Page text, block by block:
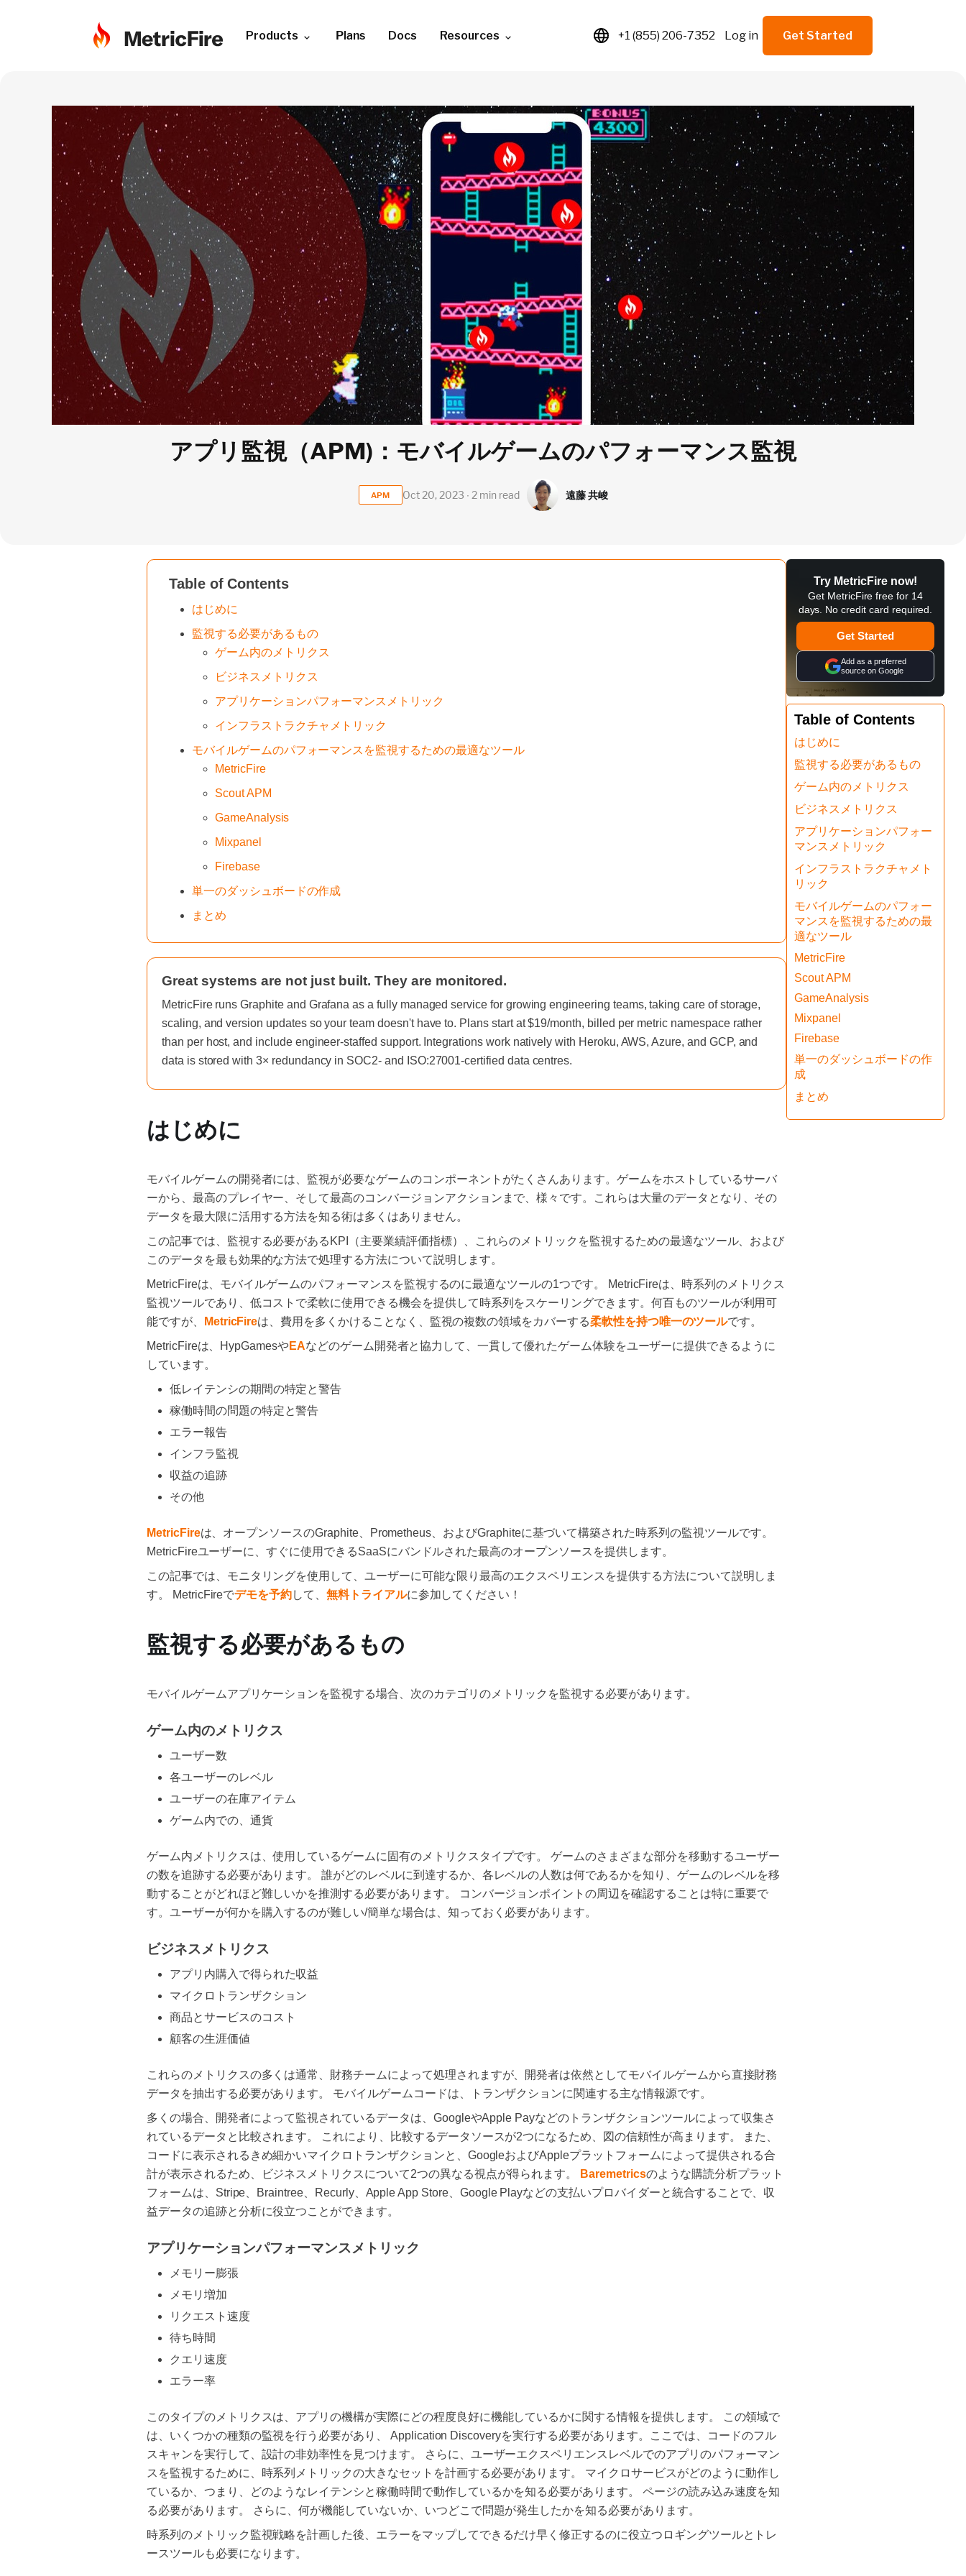
Products Plans Docs Resources +1 (855) 206-7352 Log in Get Started
アプリ監視（APM)：モバイルゲームのパフォーマンス監視
APM Oct 20, 2023 ∙ 2 min read 遠藤 共峻
Table of Contents
はじめに
監視する必要があるもの
ゲーム内のメトリクス
ビジネスメトリクス
アプリケーションパフォーマンスメトリック
インフラストラクチャメトリック
モバイルゲームのパフォーマンスを監視するための最適なツール
MetricFire
Scout APM
GameAnalysis
Mixpanel
Firebase
単一のダッシュボードの作成
まとめ
Great systems are not just built. They are monitored.
MetricFire runs Graphite and Grafana as a fully managed service for growing engineering teams, taking care of storage,
scaling, and version updates so your team doesn't have to. Plans start at $19/month, billed per metric namespace rather
than per host, and include engineer-staffed support. Integrations work natively with Heroku, AWS, Azure, and GCP, and
data is stored with 3× redundancy in SOC2- and ISO:27001-certified data centres.
はじめに
モバイルゲームの開発者には、監視が必要なゲームのコンポーネントがたくさんあります。ゲームをホストしているサーバ
ーから、最高のプレイヤー、そして最高のコンバージョンアクションまで、様々です。これらは大量のデータとなり、その
データを最大限に活用する方法を知る術は多くはありません。
この記事では、監視する必要があるKPI（主要業績評価指標）、これらのメトリックを監視するための最適なツール、および
このデータを最も効果的な方法で処理する方法について説明します。
MetricFireは、モバイルゲームのパフォーマンスを監視するのに最適なツールの1つです。 MetricFireは、時系列のメトリクス
監視ツールであり、低コストで柔軟に使用できる機会を提供して時系列をスケーリングできます。何百ものツールが利用可
能ですが、
MetricFireは、費用を多くかけることなく、監視の複数の領域をカバーする柔軟性を持つ唯一のツールです。
MetricFireは、HypGamesやEAなどのゲーム開発者と協力して、一貫して優れたゲーム体験をユーザーに提供できるように
しています。
低レイテンシの期間の特定と警告
稼働時間の問題の特定と警告
エラー報告
インフラ監視
収益の追跡
その他
MetricFireは、オープンソースのGraphite、Prometheus、およびGraphiteに基づいて構築された時系列の監視ツールです。
MetricFireユーザーに、すぐに使用できるSaaSにバンドルされた最高のオープンソースを提供します。
この記事では、モニタリングを使用して、ユーザーに可能な限り最高のエクスペリエンスを提供する方法について説明しま
す。 MetricFireでデモを予約して、 無料トライアルに参加してください！
監視する必要があるもの
モバイルゲームアプリケーションを監視する場合、次のカテゴリのメトリックを監視する必要があります。
ゲーム内のメトリクス
ユーザー数
各ユーザーのレベル
ユーザーの在庫アイテム
ゲーム内での、通貨
ゲーム内メトリクスは、使用しているゲームに固有のメトリクスタイプです。 ゲームのさまざまな部分を移動するユーザー
の数を追跡する必要があります。 誰がどのレベルに到達するか、各レベルの人数は何であるかを知り、ゲームのレベルを移
動することがどれほど難しいかを推測する必要があります。 コンバージョンポイントの周辺を確認することは特に重要で
す。ユーザーが何かを購入するのが難しい/簡単な場合は、知っておく必要があります。
ビジネスメトリクス
アプリ内購入で得られた収益
マイクロトランザクション
商品とサービスのコスト
顧客の生涯価値
これらのメトリクスの多くは通常、財務チームによって処理されますが、開発者は依然としてモバイルゲームから直接財務
データを抽出する必要があります。 モバイルゲームコードは、トランザクションに関連する主な情報源です。
多くの場合、開発者によって監視されているデータは、GoogleやApple Payなどのトランザクションツールによって収集さ
れているデータと比較されます。 これにより、比較するデータソースが2つになるため、図の信頼性が高まります。 また、
コードに表示されるきめ細かいマイクロトランザクションと、GoogleおよびAppleプラットフォームによって提供される合
計が表示されるため、ビジネスメトリクスについて2つの異なる視点が得られます。
Baremetricsのような購読分析プラット
フォームは、Stripe、Braintree、Recurly、Apple App Store、Google Playなどの支払いプロバイダーと統合することで、収
益データの追跡と分析に役立つことができます。
アプリケーションパフォーマンスメトリック
メモリー膨張
メモリ増加
リクエスト速度
待ち時間
クエリ速度
エラー率
このタイプのメトリクスは、アプリの機構が実際にどの程度良好に機能しているかに関する情報を提供します。 この領域で
は、いくつかの種類の監視を行う必要があり、 Application Discoveryを実行する必要があります。ここでは、コードのフル
スキャンを実行して、設計の非効率性を見つけます。 さらに、ユーザーエクスペリエンスレベルでのアプリのパフォーマン
スを監視するために、時系列メトリックの大きなセットを計画する必要があります。 マイクロサービスがどのように動作し
ているか、つまり、どのようなレイテンシと稼働時間で動作しているかを知る必要があります。 ページの読み込み速度を知
る必要があります。 さらに、何が機能していないか、いつどこで問題が発生したかを知る必要があります。
時系列のメトリック監視戦略を計画した後、エラーをマップしてできるだけ早く修正するのに役立つロギングツールとトレ
ースツールも必要になります。
Try MetricFire now!
Get MetricFire free for 14
days. No credit card required.
Get Started
Add as a preferred
source on Google
Table of Contents
はじめに
監視する必要があるもの
ゲーム内のメトリクス
ビジネスメトリクス
アプリケーションパフォー
マンスメトリック
インフラストラクチャメト
リック
モバイルゲームのパフォー
マンスを監視するための最
適なツール
MetricFire
Scout APM
GameAnalysis
Mixpanel
Firebase
単一のダッシュボードの作
成
まとめ